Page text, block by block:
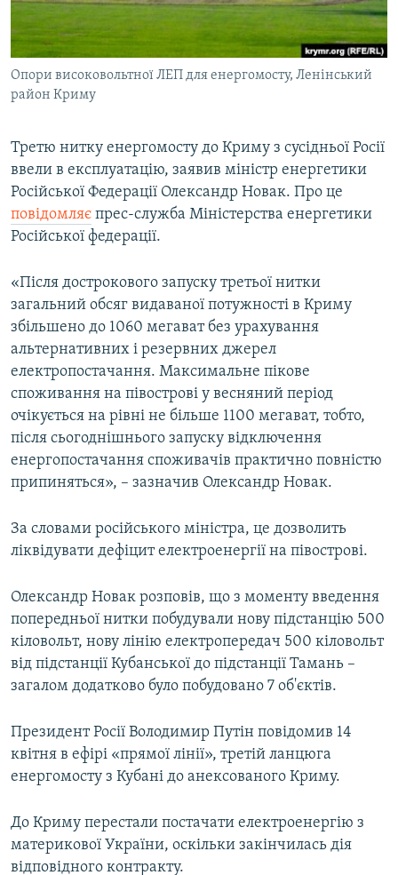
ВІДЕОУРОКИ «ELIFBE»
СВІДЧЕННЯ ОКУПАЦІЇ
УКРАЇНСЬКА ПРОБЛЕМА КРИМУ
Русский
Qırımtatar
Усі сайти RFE/RL
Опори високовольтної ЛЕП для енергомосту, Ленінський
район Криму
Третю нитку енергомосту до Криму з сусідньої Росії
ввели в експлуатацію, заявив міністр енергетики
Російської Федерації Олександр Новак. Про це
повідомляє прес-служба Міністерства енергетики
Російської федерації.
«Після дострокового запуску третьої нитки
загальний обсяг видаваної потужності в Криму
збільшено до 1060 мегават без урахування
альтернативних і резервних джерел
електропостачання. Максимальне пікове
споживання на півострові у весняний період
очікується на рівні не більше 1100 мегават, тобто,
після сьогоднішнього запуску відключення
енергопостачання споживачів практично повністю
припиняться», – зазначив Олександр Новак.
За словами російського міністра, це дозволить
ліквідувати дефіцит електроенергії на півострові.
Олександр Новак розповів, що з моменту введення
попередньої нитки побудували нову підстанцію 500
кіловольт, нову лінію електропередач 500 кіловольт
від підстанції Кубанської до підстанції Тамань –
загалом додатково було побудовано 7 об'єктів.
Президент Росії Володимир Путін повідомив 14
квітня в ефірі «прямої лінії», третій ланцюга
енергомосту з Кубані до анексованого Криму.
До Криму перестали постачати електроенергію з
материкової України, оскільки закінчилась дія
відповідного контракту.